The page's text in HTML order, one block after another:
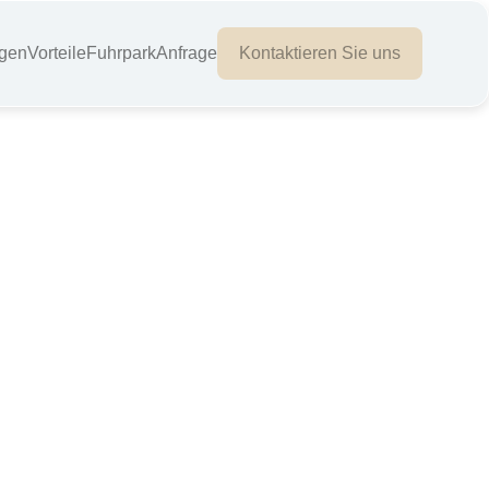
VorteileFuhrparkAnfrage Kontaktieren Sie uns